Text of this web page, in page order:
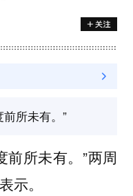
所未有。”
前所未有。”两周
示。